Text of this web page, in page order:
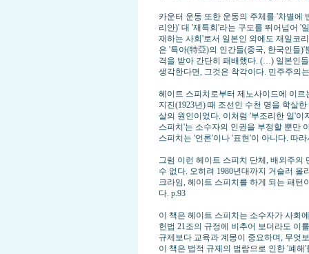
카운터 운동 또한 운동의 주체를 '차별에
리안)' 대 '재특회'라는 구도를 뛰어넘어 '
재하는 사회'로서 일본인 외에도 재일코
은 '특아(特亞)의 인간들(중국, 한국인들
격을 받아 간단히 패배했다. (…) 일본인
생각한다면, 그것은 착각이다. 민주주의
헤이트 스피치로부터 제노사이드에 이
지진(1923년) 때 조선인 수천 명을 학살
살의 원인이었다. 이처럼 '부조리한 일'이
스피치'는 소수자의 인권을 부정할 뿐만
스피치는 '언론'이나 '표현'이 아니다. 따
그럼 이런 헤이트 스피치 단체, 배외주의
수 없다. 오히려 1980년대까지 거슬러
크라임, 헤이트 스피치를 하게 되는 패턴
다. p.93
이 책은 헤이트 스피치는 소수자가 사회
헌법 21조의 규정에 비추어 보더라도 이
규제보다 교육과 계몽이 중요하며, 무엇
이 책은 법적 규제의 범람으로 인한 '폐